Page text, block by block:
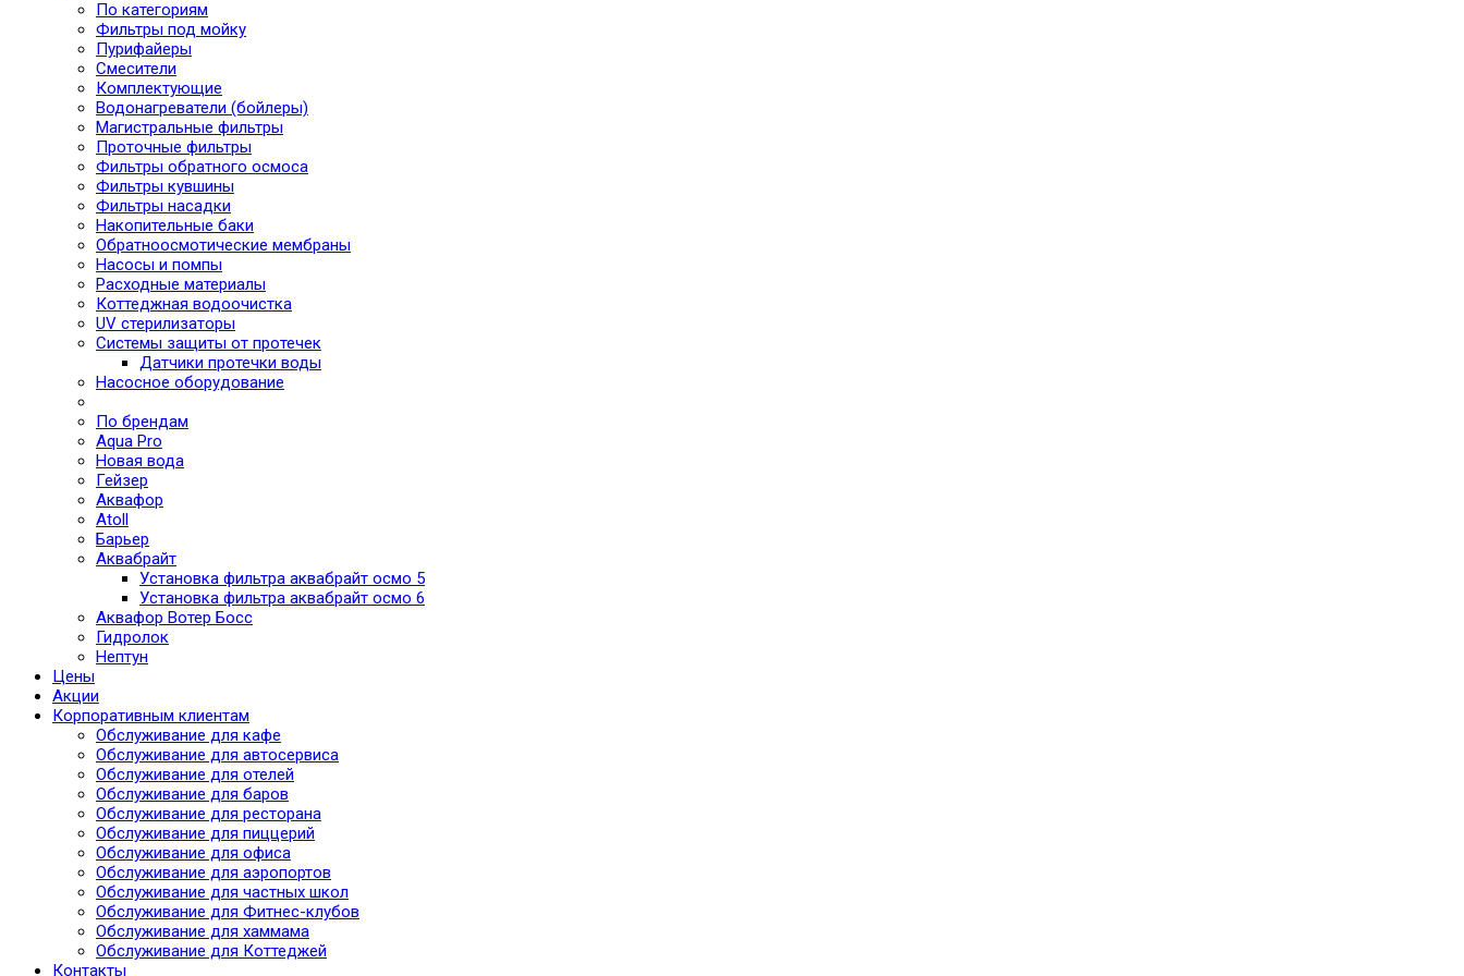
По категориям
Фильтры под мойку
Пурифайеры
Смесители
Комплектующие
Водонагреватели (бойлеры)
Магистральные фильтры
Проточные фильтры
Фильтры обратного осмоса
Фильтры кувшины
Фильтры насадки
Накопительные баки
Обратноосмотические мембраны
Насосы и помпы
Расходные материалы
Коттеджная водоочистка
UV стерилизаторы
Системы защиты от протечек
Датчики протечки воды
Насосное оборудование
По брендам
Aqua Pro
Новая вода
Гейзер
Аквафор
Atoll
Барьер
Аквабрайт
Установка фильтра аквабрайт осмо 5
Установка фильтра аквабрайт осмо 6
Аквафор Вотер Босс
Гидролок
Нептун
Цены
Акции
Корпоративным клиентам
Обслуживание для кафе
Обслуживание для автосервиса
Обслуживание для отелей
Обслуживание для баров
Обслуживание для ресторана
Обслуживание для пиццерий
Обслуживание для офиса
Обслуживание для аэропортов
Обслуживание для частных школ
Обслуживание для Фитнес-клубов
Обслуживание для хаммама
Обслуживание для Коттеджей
Контакты